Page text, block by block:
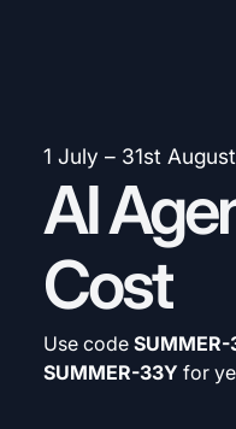
1 July – 31st
AI
Cost
Use code SUMMER-
SUMMER-33Y for